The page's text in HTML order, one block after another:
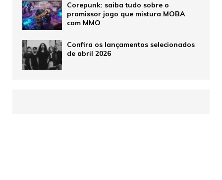
Corepunk: saiba tudo sobre o
promissor jogo que mistura MOBA
com MMO
Confira os lançamentos selecionados
de abril 2026